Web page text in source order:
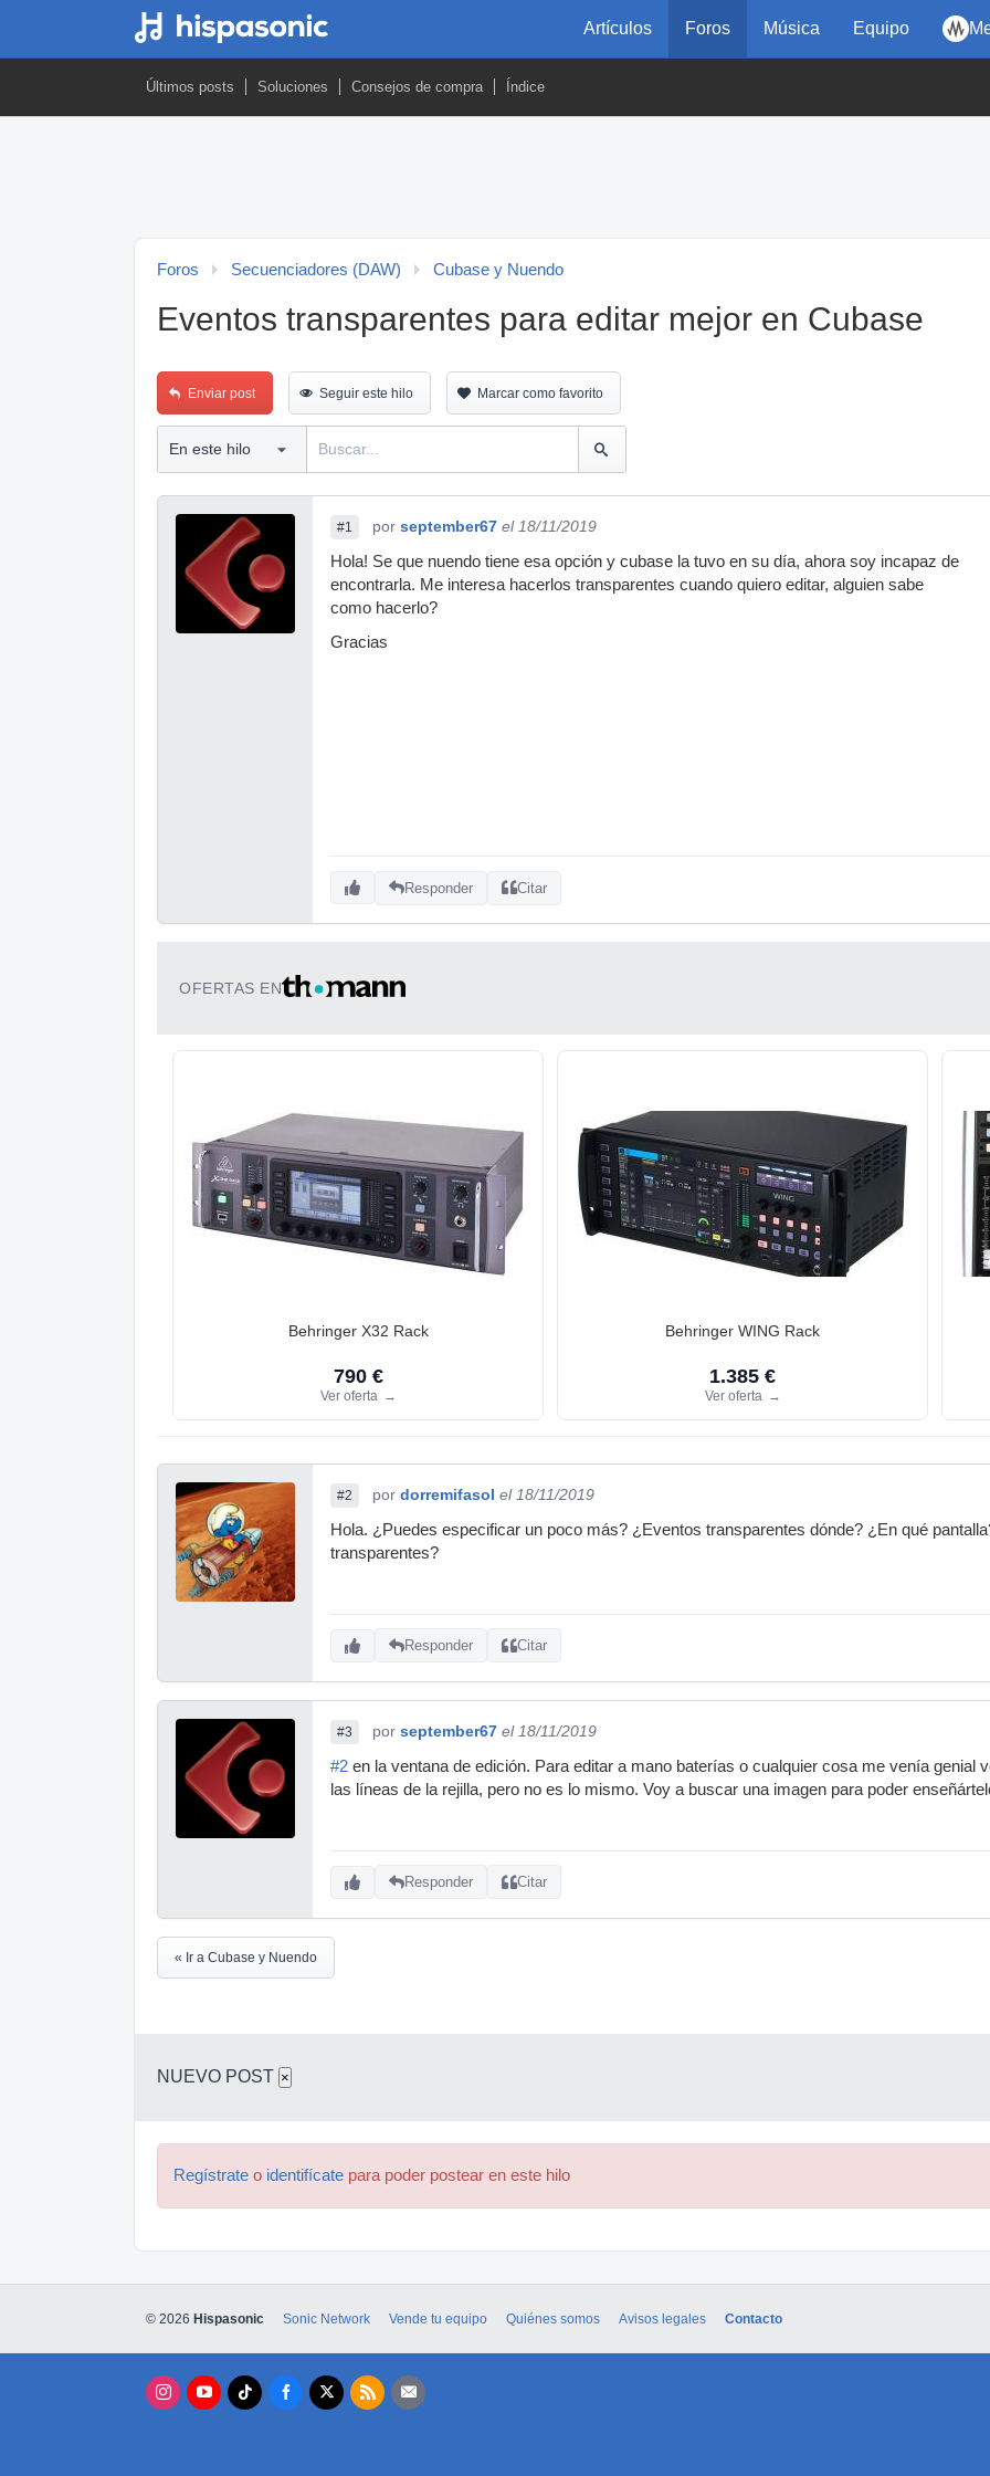
Artículos Foros Música Equipo
Últimos posts Soluciones Consejos de compra Índice
Foros Secuenciadores (DAW) Cubase y Nuendo
Eventos transparentes para editar mejor en Cubase
Enviar post Seguir este hilo Marcar como favorito
#1 por september67 el 18/11/2019
Hola! Se que nuendo tiene esa opción y cubase la tuvo en su día, ahora soy incapaz de
encontrarla. Me interesa hacerlos transparentes cuando quiero editar, alguien sabe
como hacerlo?
Gracias
Responder Citar
OFERTAS EN
Behringer X32 Rack
790 €
Ver oferta →
Behringer WING Rack
1.385 €
Ver oferta →
#2 por dorremifasol el 18/11/2019
Hola. ¿Puedes especificar un poco más? ¿Eventos transparentes dónde? ¿En qué
transparentes?
Responder Citar
#3 por september67 el 18/11/2019
#2 en la ventana de edición. Para editar a mano baterías o cualquier cosa me venía genial
las líneas de la rejilla, pero no es lo mismo. Voy a buscar una imagen para poder
Responder Citar
« Ir a Cubase y Nuendo
NUEVO POST ×
Regístrate o identifícate para poder postear en este hilo
© 2026 Hispasonic Sonic Network Vende tu equipo Quiénes somos Avisos legales Contacto